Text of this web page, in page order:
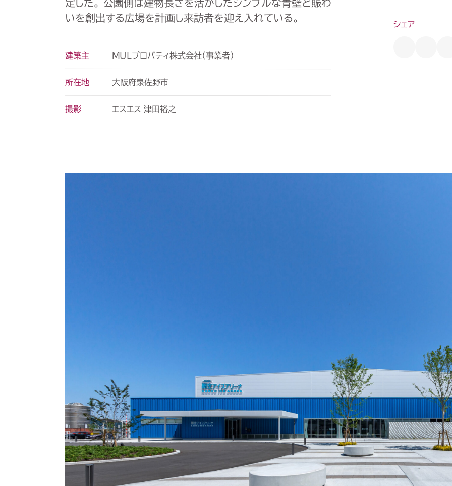
定した。 公園側は建物長さを活かしたシンプルな青壁と賑わ
いを創出する広場を計画し来訪者を迎え入れている。
建築主 MULプロパティ株式会社（事業者）
所在地 大阪府泉佐野市
撮影 エスエス 津田裕之
シェア